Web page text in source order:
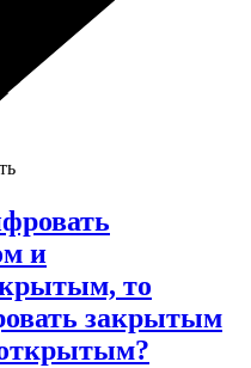
и
то
закрытым